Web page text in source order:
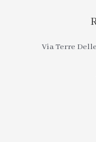
Via Terre